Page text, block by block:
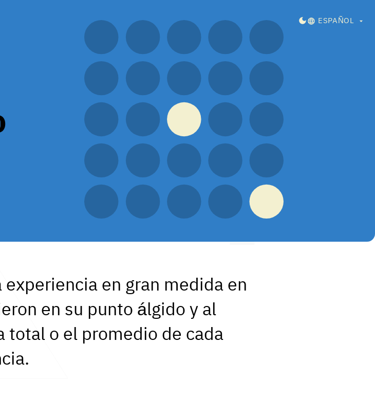
DARK MODE
ESPAÑOL
en gran medida en función de cómo se
experiencia en gran medida en
en su punto álgido y al
total o el promedio de cada